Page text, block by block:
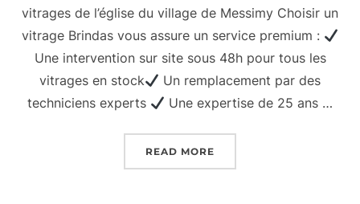
vitrages de l’église du village de Messimy Choisir un
vitrage Brindas vous assure un service premium :
Une intervention sur site sous 48h pour tous les
vitrages en stock
Un remplacement par des
techniciens experts
Une expertise de 25 ans …
READ MORE